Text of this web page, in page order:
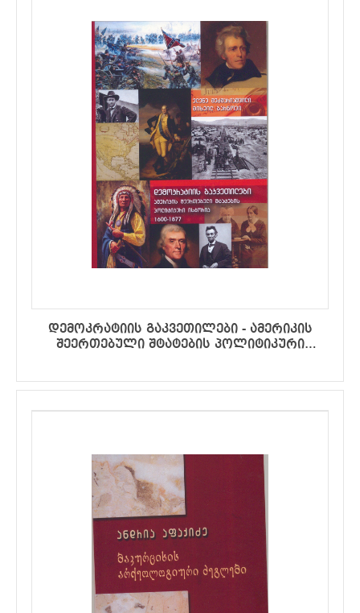
დემოკრატიის გაკვეთილები - ამერიკის
შეერთებული შტატების პოლიტიკური